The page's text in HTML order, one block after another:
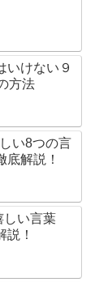
いけない９
方法
い8つの言
解説！
しい言葉
説！